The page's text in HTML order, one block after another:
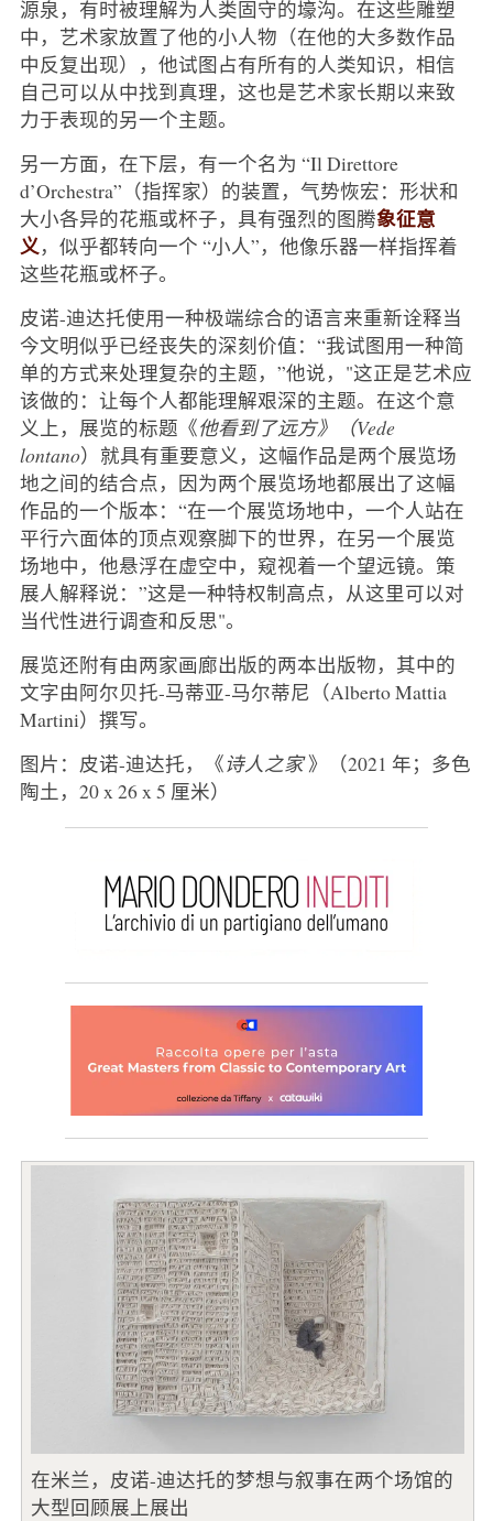
源泉，有时被理解为人类固守的壕沟。在这些雕塑
中，艺术家放置了他的小人物（在他的大多数作品
中反复出现），他试图占有所有的人类知识，相信
自己可以从中找到真理，这也是艺术家长期以来致
力于表现的另一个主题。
另一方面，在下层，有一个名为 “Il Direttore
d’Orchestra”（指挥家）的装置，气势恢宏：形状和
大小各异的花瓶或杯子，具有强烈的图腾象征意
义，似乎都转向一个 “小人”，他像乐器一样指挥着
这些花瓶或杯子。
皮诺-迪达托使用一种极端综合的语言来重新诠释当
今文明似乎已经丧失的深刻价值：“我试图用一种简
单的方式来处理复杂的主题，”他说，"这正是艺术应
该做的：让每个人都能理解艰深的主题。在这个意
义上，展览的标题《他看到了远方》（Vede
lontano）就具有重要意义，这幅作品是两个展览场
地之间的结合点，因为两个展览场地都展出了这幅
作品的一个版本：“在一个展览场地中，一个人站在
平行六面体的顶点观察脚下的世界，在另一个展览
场地中，他悬浮在虚空中，窥视着一个望远镜。策
展人解释说：”这是一种特权制高点，从这里可以对
当代性进行调查和反思"。
展览还附有由两家画廊出版的两本出版物，其中的
文字由阿尔贝托-马蒂亚-马尔蒂尼（Alberto Mattia
Martini）撰写。
图片：皮诺-迪达托，《诗人之家》（2021 年；多色
陶土，20 x 26 x 5 厘米）
在米兰，皮诺-迪达托的梦想与叙事在两个场馆的
大型回顾展上展出